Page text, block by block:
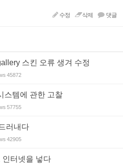
수정
삭제 댓글
스킨 오류 생겨 수정
45872
스템에 관한 고찰
57755
러내다
42905
인터넷을 넣다